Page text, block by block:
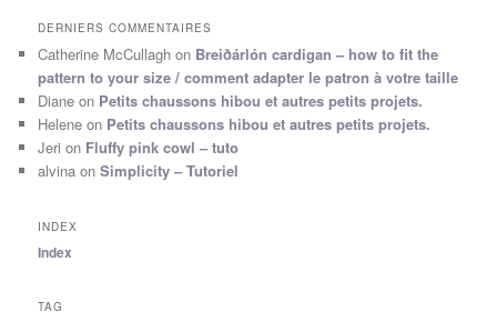
DERNIERS COMMENTAIRES
Catherine McCullagh on Breiðárlón cardigan – how to fit the
pattern to your size / comment adapter le patron à votre taille
Diane on Petits chaussons hibou et autres petits projets.
Helene on Petits chaussons hibou et autres petits projets.
Jeri on Fluffy pink cowl – tuto
alvina onSimplicity – Tutoriel
INDEX
Index
TAG